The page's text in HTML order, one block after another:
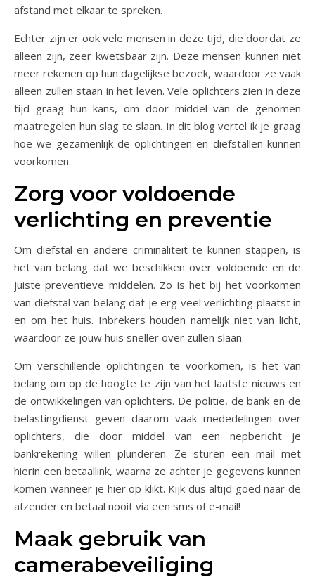
afstand met elkaar te spreken.
Echter zijn er ook vele mensen in deze tijd, die doordat ze
alleen zijn, zeer kwetsbaar zijn. Deze mensen kunnen niet
meer rekenen op hun dagelijkse bezoek, waardoor ze vaak
alleen zullen staan in het leven. Vele oplichters zien in deze
tijd graag hun kans, om door middel van de genomen
maatregelen hun slag te slaan. In dit blog vertel ik je graag
hoe we gezamenlijk de oplichtingen en diefstallen kunnen
voorkomen.
Zorg voor voldoende
verlichting en preventie
Om diefstal en andere criminaliteit te kunnen stappen, is
het van belang dat we beschikken over voldoende en de
juiste preventieve middelen. Zo is het bij het voorkomen
van diefstal van belang dat je erg veel verlichting plaatst in
en om het huis. Inbrekers houden namelijk niet van licht,
waardoor ze jouw huis sneller over zullen slaan.
Om verschillende oplichtingen te voorkomen, is het van
belang om op de hoogte te zijn van het laatste nieuws en
de ontwikkelingen van oplichters. De politie, de bank en de
belastingdienst geven daarom vaak mededelingen over
oplichters, die door middel van een nepbericht je
bankrekening willen plunderen. Ze sturen een mail met
hierin een betaallink, waarna ze achter je gegevens kunnen
komen wanneer je hier op klikt. Kijk dus altijd goed naar de
afzender en betaal nooit via een sms of e-mail!
Maak gebruik van
camerabeveiliging